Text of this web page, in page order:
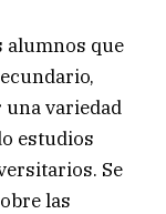
alumnos que
variedad
estudios
Se
las